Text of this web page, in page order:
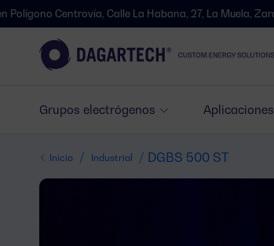
Grupos electrógenos Aplicaciones
Calle La Habana, 27, La Muela, Zaragoza.
Inicio / Industrial / DGBS 500 ST